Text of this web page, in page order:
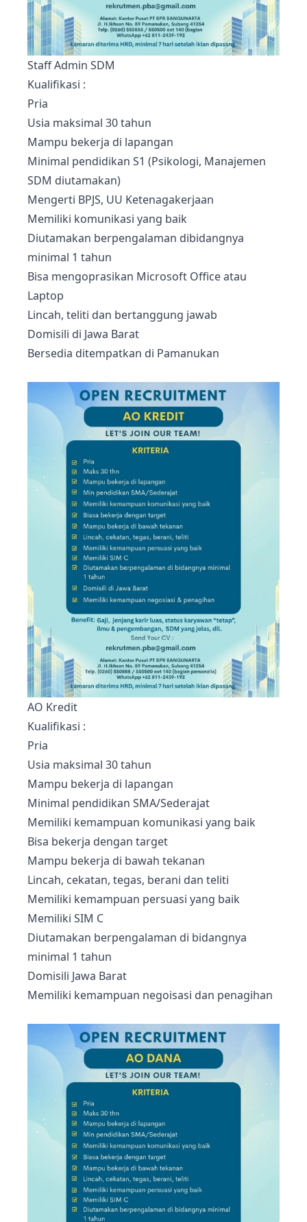
Staff Admin SDM
Kualifikasi :
Pria
Usia maksimal 30 tahun
Mampu bekerja di lapangan
Minimal pendidikan S1 (Psikologi, Manajemen
SDM diutamakan)
Mengerti BPJS, UU Ketenagakerjaan
Memiliki komunikasi yang baik
Diutamakan berpengalaman dibidangnya
minimal 1 tahun
Bisa mengoprasikan Microsoft Office atau
Laptop
Lincah, teliti dan bertanggung jawab
Domisili di Jawa Barat
Bersedia ditempatkan di Pamanukan
AO Kredit
Kualifikasi :
Pria
Usia maksimal 30 tahun
Mampu bekerja di lapangan
Minimal pendidikan SMA/Sederajat
Memiliki kemampuan komunikasi yang baik
Bisa bekerja dengan target
Mampu bekerja di bawah tekanan
Lincah, cekatan, tegas, berani dan teliti
Memiliki kemampuan persuasi yang baik
Memiliki SIM C
Diutamakan berpengalaman di bidangnya
minimal 1 tahun
Domisili Jawa Barat
Memiliki kemampuan negoisasi dan penagihan